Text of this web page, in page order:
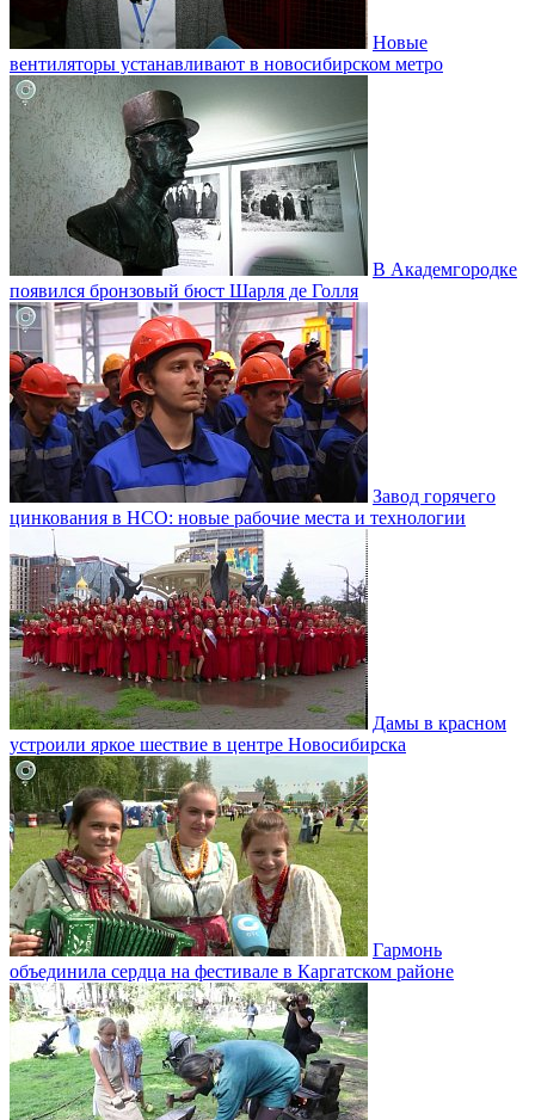
Новые
вентиляторы устанавливают в новосибирском метро
В Академгородке
появился бронзовый бюст Шарля де Голля
Завод горячего
цинкования в НСО: новые рабочие места и технологии
Дамы в красном
устроили яркое шествие в центре Новосибирска
Гармонь
объединила сердца на фестивале в Каргатском районе